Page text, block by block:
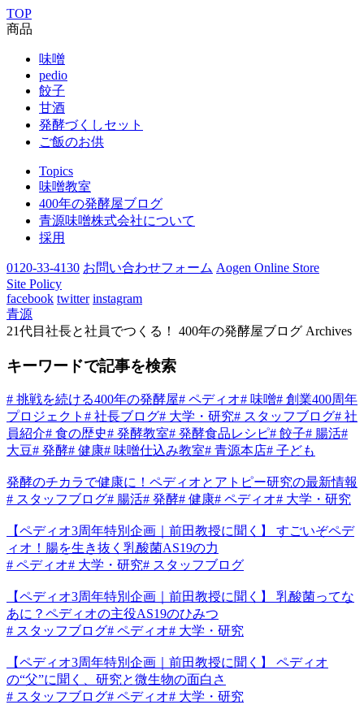
TOP
商品
味噌
pedio
餃子
甘酒
発酵づくしセット
ご飯のお供
Topics
味噌教室
400年の発酵屋ブログ
青源味噌株式会社について
採用
0120-33-4130 お問い合わせフォーム Aogen Online Store
Site Policy
facebook twitter instagram
青源
21代目社長と社員でつくる！ 400年の発酵屋ブログ Archives
キーワードで記事を検索
# 挑戦を続ける400年の発酵屋# ペディオ# 味噌# 創業400周年
プロジェクト # 社長ブログ# 大学・研究# スタッフブログ# 社
員紹介# 食の歴史# 発酵教室# 発酵食品レシピ# 餃子# 腸活#
大豆# 発酵# 健康# 味噌仕込み教室# 青源本店# 子ども
発酵のチカラで健康に！ペディオとアトピー研究の最新情報
# スタッフブログ# 腸活# 発酵# 健康# ペディオ# 大学・研究
【ペディオ3周年特別企画｜前田教授に聞く】 すごいぞペデ
ィオ！腸を生き抜く乳酸菌AS19の力
# ペディオ# 大学・研究# スタッフブログ
【ペディオ3周年特別企画｜前田教授に聞く】 乳酸菌ってな
あに？ペディオの主役AS19のひみつ
# スタッフブログ# ペディオ# 大学・研究
【ペディオ3周年特別企画｜前田教授に聞く】 ペディオ
の“父”に聞く、研究と微生物の面白さ
# スタッフブログ# ペディオ# 大学・研究